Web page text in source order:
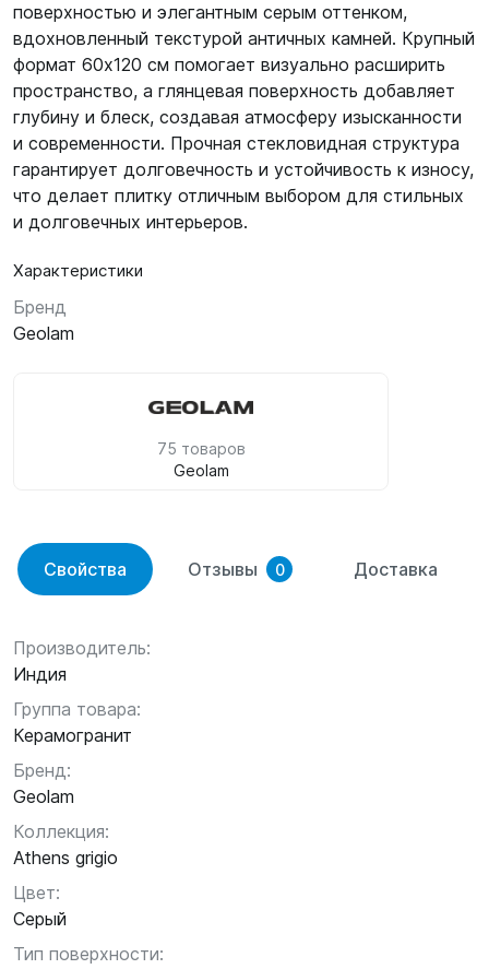
поверхностью и элегантным серым оттенком,
вдохновленный текстурой античных камней. Крупный
формат 60х120 см помогает визуально расширить
пространство, а глянцевая поверхность добавляет
глубину и блеск, создавая атмосферу изысканности
и современности. Прочная стекловидная структура
гарантирует долговечность и устойчивость к износу,
что делает плитку отличным выбором для стильных
и долговечных интерьеров.
Характеристики
Бренд
Geolam
75 товаров
Geolam
Свойства Отзывы 0 Доставка
Производитель:
Индия
Группа товара:
Керамогранит
Бренд:
Geolam
Коллекция:
Athens grigio
Цвет:
Серый
Тип поверхности: